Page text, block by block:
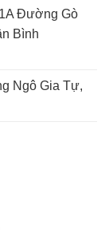
Đường Gò
Bình
Ngô Gia Tự,